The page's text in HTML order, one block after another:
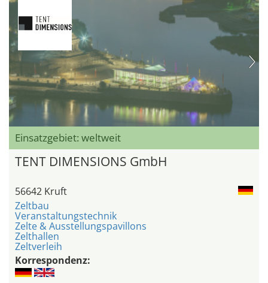
Einsatzgebiet: weltweit
TENT DIMENSIONS GmbH
56642 Kruft
Zeltbau
Veranstaltungstechnik
Zelte & Ausstellungspavillons
Zelthallen
Zeltverleih
Korrespondenz: